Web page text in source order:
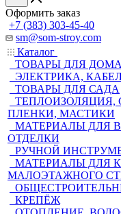
Оформить заказ
+7 (383) 303-45-40
sm@som-stroy.com
Каталог
ТОВАРЫ ДЛЯ ДОМА
ЭЛЕКТРИКА,
ТОВАРЫ ДЛЯ САДА
ТЕПЛОИЗОЛЯЦИЯ,
ПЛЕНКИ, МАСТИКИ
МАТЕРИАЛЫ ДЛЯ
ОТДЕЛКИ
РУЧНОЙ
МАТЕРИАЛЫ ДЛЯ
МАЛОЭТАЖНОГО
КРЕПЁЖ